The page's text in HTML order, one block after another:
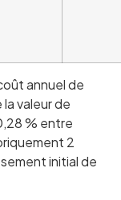
annuel de
valeur de
% entre
2
initial de